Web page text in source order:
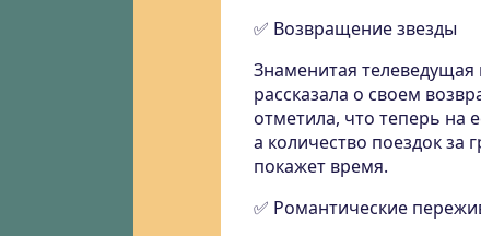
✅ Возвращение звезды
Знаменитая
рассказала о своем
отметила, что теперь на
а количество поездок за
покажет время.
✅ Романтические